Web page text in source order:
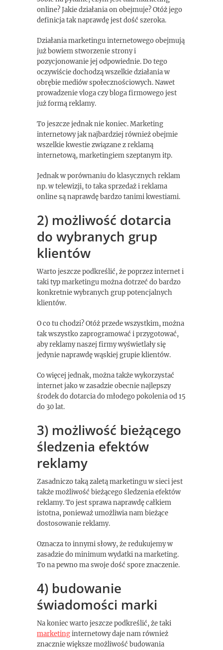
online? Jakie działania on obejmuje? Otóż jego
definicja tak naprawdę jest dość szeroka.
Działania marketingu internetowego obejmują
już bowiem stworzenie strony i
pozycjonowanie jej odpowiednie. Do tego
oczywiście dochodzą wszelkie działania w
obrębie mediów społecznościowych. Nawet
prowadzenie vloga czy bloga firmowego jest
już formą reklamy.
To jeszcze jednak nie koniec. Marketing
internetowy jak najbardziej również obejmie
wszelkie kwestie związane z reklamą
internetową, marketingiem szeptanym itp.
Jednak w porównaniu do klasycznych reklam
np. w telewizji, to taka sprzedaż i reklama
online są naprawdę bardzo tanimi kwestiami.
2) możliwość dotarcia
do wybranych grup
klientów
Warto jeszcze podkreślić, że poprzez internet i
taki typ marketingu można dotrzeć do bardzo
konkretnie wybranych grup potencjalnych
klientów.
O co tu chodzi? Otóż przede wszystkim, można
tak wszystko zaprogramować i przygotować,
aby reklamy naszej firmy wyświetlały się
jedynie naprawdę wąskiej grupie klientów.
Co więcej jednak, można także wykorzystać
internet jako w zasadzie obecnie najlepszy
środek do dotarcia do młodego pokolenia od 15
do 30 lat.
3) możliwość bieżącego
śledzenia efektów
reklamy
Zasadniczo taką zaletą marketingu w sieci jest
także możliwość bieżącego śledzenia efektów
reklamy. To jest sprawa naprawdę całkiem
istotna, ponieważ umożliwia nam bieżące
dostosowanie reklamy.
Oznacza to innymi słowy, że redukujemy w
zasadzie do minimum wydatki na marketing.
To na pewno ma swoje dość spore znaczenie.
4) budowanie
świadomości marki
Na koniec warto jeszcze podkreślić, że taki
marketinginternetowy daje nam również
znacznie większe możliwość budowania